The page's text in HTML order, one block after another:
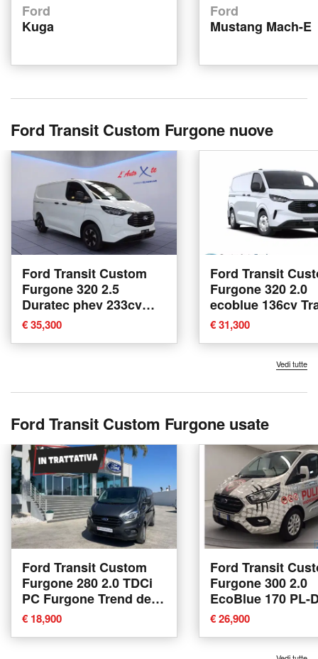
Ford
Kuga
Ford
Mustang Mach-E
Ford Transit Custom Furgone nuove
Ford Transit Custom
Furgone 320 2.5
Duratec phev 233cv
Trend L2H1 nuova a
Trezzano sul Naviglio
€ 35,300
Ford Transit
Furgone 320 2.0
ecoblue 136cv
L2H1 nuova a
Laziale
€ 31,300
Vedi tutte
Ford Transit Custom Furgone usate
Ford Transit Custom
Furgone 280 2.0 TDCi
PC Furgone Trend del
2020 usata a Tricase
€ 18,900
Ford Transit
Furgone 300 2.0
EcoBlue 170 PL-
Furgone
2022 usata a
€ 26,900